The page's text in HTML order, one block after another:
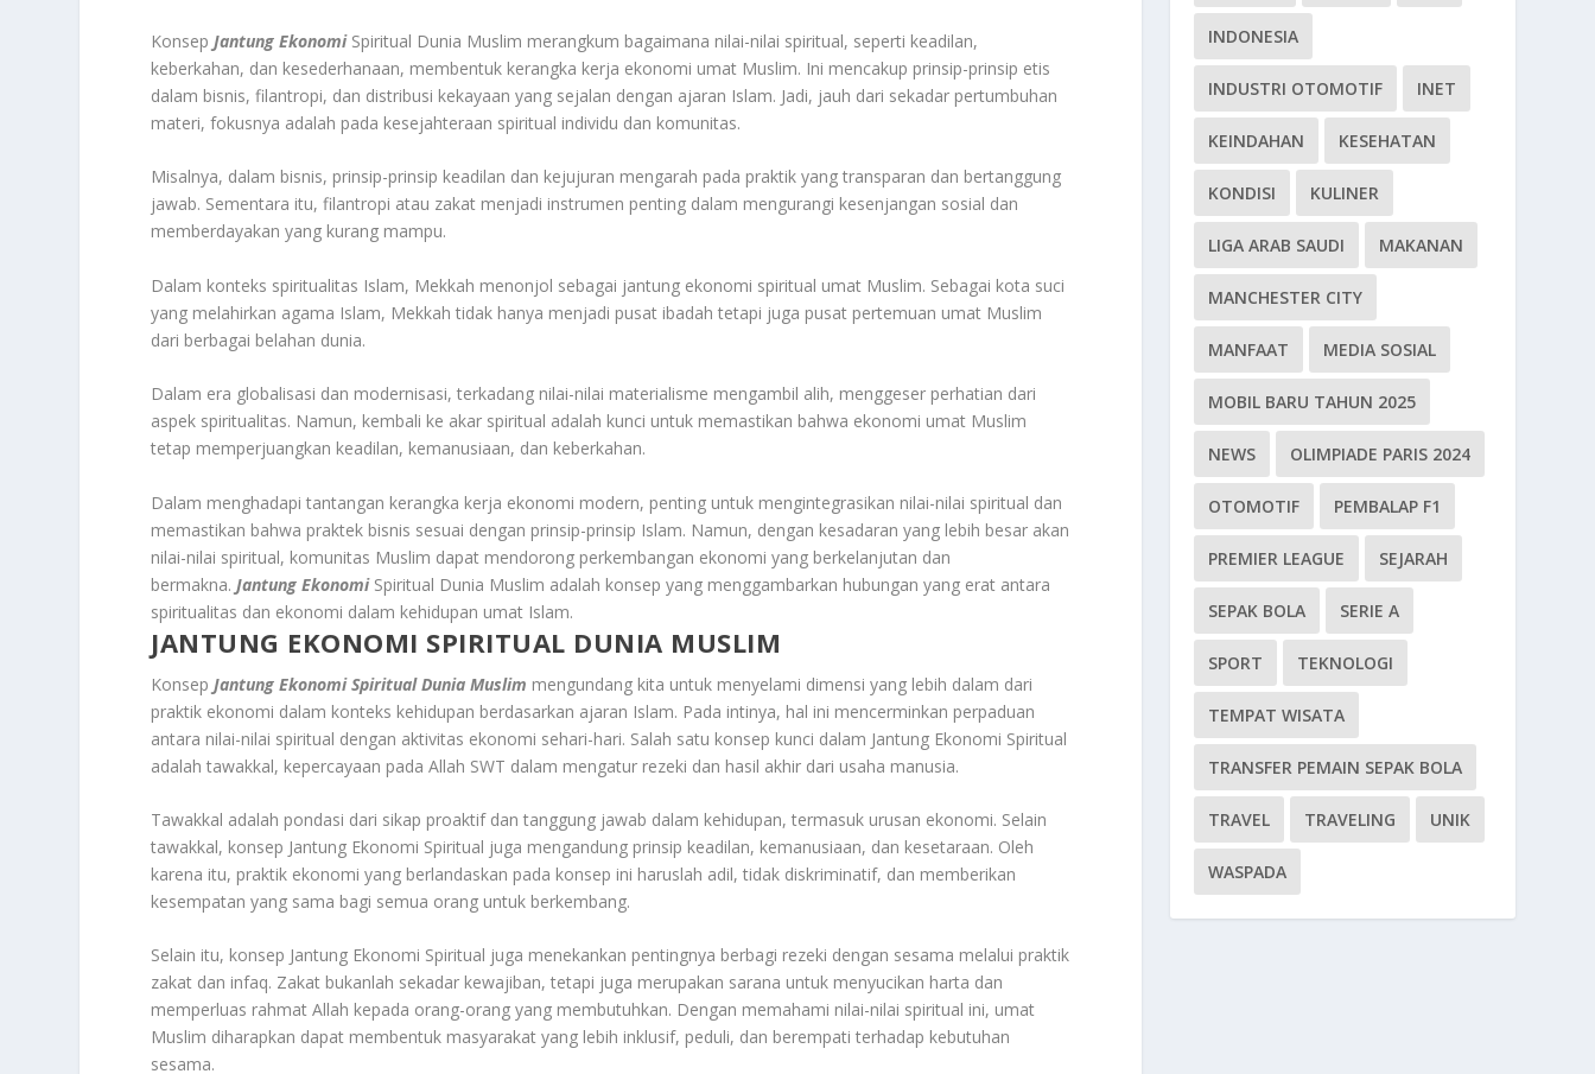
KonsepJantung EkonomiSpiritual Dunia Muslim merangkum bagaimana nilai-nilai spiritual, seperti keadilan,
keberkahan, dan kesederhanaan, membentuk kerangka kerja ekonomi umat Muslim. Ini mencakup prinsip-prinsip etis
dalam bisnis, filantropi, dan distribusi kekayaan yang sejalan dengan ajaran Islam. Jadi, jauh dari sekadar pertumbuhan
materi, fokusnya adalah pada kesejahteraan spiritual individu dan komunitas.
Misalnya, dalam bisnis, prinsip-prinsip keadilan dan kejujuran mengarah pada praktik yang transparan dan bertanggung
jawab. Sementara itu, filantropi atau zakat menjadi instrumen penting dalam mengurangi kesenjangan sosial dan
memberdayakan yang kurang mampu.
Dalam konteks spiritualitas Islam, Mekkah menonjol sebagai jantung ekonomi spiritual umat Muslim. Sebagai kota suci
yang melahirkan agama Islam, Mekkah tidak hanya menjadi pusat ibadah tetapi juga pusat pertemuan umat Muslim
dari berbagai belahan dunia.
Dalam era globalisasi dan modernisasi, terkadang nilai-nilai materialisme mengambil alih, menggeser perhatian dari
aspek spiritualitas. Namun, kembali ke akar spiritual adalah kunci untuk memastikan bahwa ekonomi umat Muslim
tetap memperjuangkan keadilan, kemanusiaan, dan keberkahan.
Dalam menghadapi tantangan kerangka kerja ekonomi modern, penting untuk mengintegrasikan nilai-nilai spiritual dan
memastikan bahwa praktek bisnis sesuai dengan prinsip-prinsip Islam. Namun, dengan kesadaran yang lebih besar akan
nilai-nilai spiritual, komunitas Muslim dapat mendorong perkembangan ekonomi yang berkelanjutan dan
bermakna. Jantung EkonomiSpiritual Dunia Muslim adalah konsep yang menggambarkan hubungan yang erat antara
spiritualitas dan ekonomi dalam kehidupan umat Islam.
JANTUNG EKONOMI SPIRITUAL DUNIA MUSLIM
Konsep Jantung Ekonomi Spiritual Dunia Muslim mengundang kita untuk menyelami dimensi yang lebih dalam dari
praktik ekonomi dalam konteks kehidupan berdasarkan ajaran Islam. Pada intinya, hal ini mencerminkan perpaduan
antara nilai-nilai spiritual dengan aktivitas ekonomi sehari-hari. Salah satu konsep kunci dalam Jantung Ekonomi Spiritual
adalah tawakkal, kepercayaan pada Allah SWT dalam mengatur rezeki dan hasil akhir dari usaha manusia.
Tawakkal adalah pondasi dari sikap proaktif dan tanggung jawab dalam kehidupan, termasuk urusan ekonomi. Selain
tawakkal, konsep Jantung Ekonomi Spiritual juga mengandung prinsip keadilan, kemanusiaan, dan kesetaraan. Oleh
karena itu, praktik ekonomi yang berlandaskan pada konsep ini haruslah adil, tidak diskriminatif, dan memberikan
kesempatan yang sama bagi semua orang untuk berkembang.
Selain itu, konsep Jantung Ekonomi Spiritual juga menekankan pentingnya berbagi rezeki dengan sesama melalui praktik
zakat dan infaq. Zakat bukanlah sekadar kewajiban, tetapi juga merupakan sarana untuk menyucikan harta dan
memperluas rahmat Allah kepada orang-orang yang membutuhkan. Dengan memahami nilai-nilai spiritual ini, umat
Muslim diharapkan dapat membentuk masyarakat yang lebih inklusif, peduli, dan berempati terhadap kebutuhan
sesama.
INDONESIA
INDUSTRI OTOMOTIF INET
KEINDAHAN KESEHATAN
KONDISI KULINER
LIGA ARAB SAUDI MAKANAN
MANCHESTER CITY
MANFAAT MEDIA SOSIAL
MOBIL BARU TAHUN 2025
NEWS OLIMPIADE PARIS 2024
OTOMOTIF PEMBALAP F1
PREMIER LEAGUE SEJARAH
SEPAK BOLA SERIE A
SPORT TEKNOLOGI
TEMPAT WISATA
TRANSFER PEMAIN SEPAK BOLA
TRAVEL TRAVELING UNIK
WASPADA